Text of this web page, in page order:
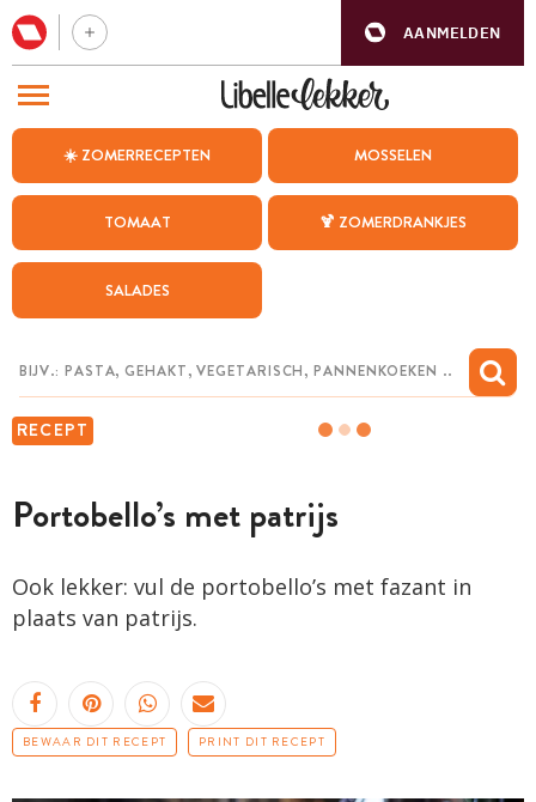
AANMELDEN
☀️ ZOMERRECEPTEN MOSSELEN
TOMAAT 🍹 ZOMERDRANKJES
SALADES
RECEPT
Portobello’s met patrijs
Ook lekker: vul de portobello’s met fazant in
plaats van patrijs.
BEWAAR DIT RECEPT PRINT DIT RECEPT
BEZOEK ONZE ANDERE WEBSITES
WEEKMENU
CHAT MET MAIA
MIJN BEWAARDE RECEPTEN